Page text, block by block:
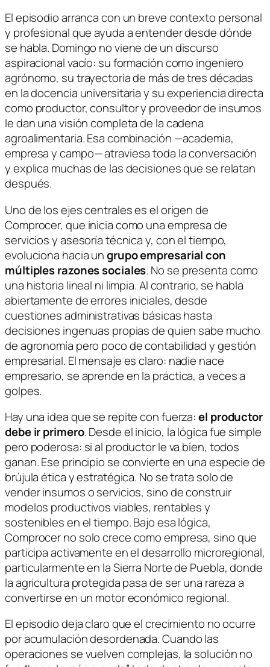
El episodio arranca con un breve contexto personal
y profesional que ayuda a entender desde dónde
se habla. Domingo no viene de un discurso
aspiracional vacío: su formación como ingeniero
agrónomo, su trayectoria de más de tres décadas
en la docencia universitaria y su experiencia directa
como productor, consultor y proveedor de insumos
le dan una visión completa de la cadena
agroalimentaria. Esa combinación —academia,
empresa y campo— atraviesa toda la conversación
y explica muchas de las decisiones que se relatan
después.
Uno de los ejes centrales es el origen de
Comprocer, que inicia como una empresa de
servicios y asesoría técnica y, con el tiempo,
evoluciona hacia ungrupo empresarial con
múltiples razones sociales. No se presenta como
una historia lineal ni limpia. Al contrario, se habla
abiertamente de errores iniciales, desde
cuestiones administrativas básicas hasta
decisiones ingenuas propias de quien sabe mucho
de agronomía pero poco de contabilidad y gestión
empresarial. El mensaje es claro: nadie nace
empresario, se aprende en la práctica, a veces a
golpes.
Hay una idea que se repite con fuerza:el productor
debe ir primero. Desde el inicio, la lógica fue simple
pero poderosa: si al productor le va bien, todos
ganan. Ese principio se convierte en una especie de
brújula ética y estratégica. No se trata solo de
vender insumos o servicios, sino de construir
modelos productivos viables, rentables y
sostenibles en el tiempo. Bajo esa lógica,
Comprocer no solo crece como empresa, sino que
participa activamente en el desarrollo microregional,
particularmente en la Sierra Norte de Puebla, donde
la agricultura protegida pasa de ser una rareza a
convertirse en un motor económico regional.
El episodio deja claro que el crecimiento no ocurre
por acumulación desordenada. Cuando las
operaciones se vuelven complejas, la solución no